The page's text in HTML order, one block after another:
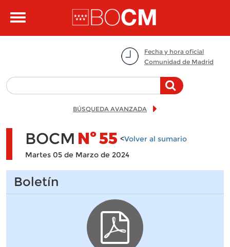
Toggle
Fecha y hora oficial
Comunidad de Madrid
BÚSQUEDA AVANZADA
BOCM Nº55 <Volver al sumario
Martes 05 de Marzo de 2024
Boletín